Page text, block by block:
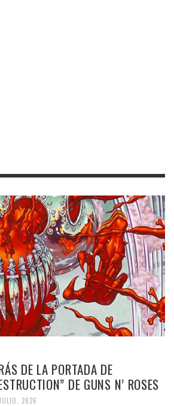
DE LA PORTADA DE
DE GUNS N’ ROSES
2026